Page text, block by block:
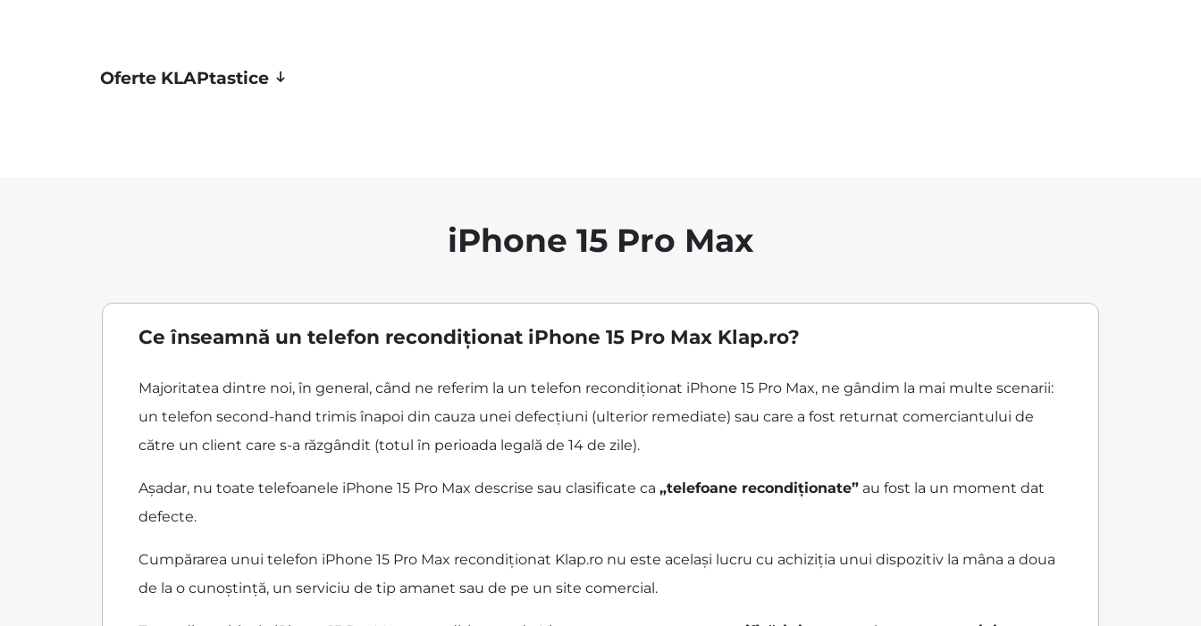
Oferte KLAPtastice
iPhone 15 Pro Max
Ce înseamnă un telefon recondiționat iPhone 15 Pro Max Klap.ro?
Majoritatea dintre noi, în general, când ne referim la un telefon recondiționat iPhone 15 Pro Max, ne gândim la mai multe scenarii:
un telefon second-hand trimis înapoi din cauza unei defecțiuni (ulterior remediate) sau care a fost returnat comerciantului de
către un client care s-a răzgândit (totul în perioada legală de 14 de zile).
Așadar, nu toate telefoanele iPhone 15 Pro Max descrise sau clasificate ca „telefoane recondiționate” au fost la un moment dat
defecte.
Cumpărarea unui telefon iPhone 15 Pro Max recondiționat Klap.ro nu este același lucru cu achiziția unui dispozitiv la mâna a doua
de la o cunoștință, un serviciu de tip amanet sau de pe un site comercial.